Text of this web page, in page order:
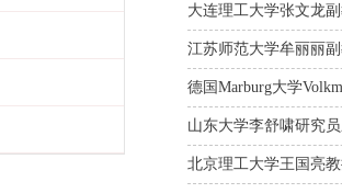
大连理工大学张文龙
江苏师范大学牟丽丽
德国Marburg大学
山东大学李舒啸研究
北京理工大学王国亮